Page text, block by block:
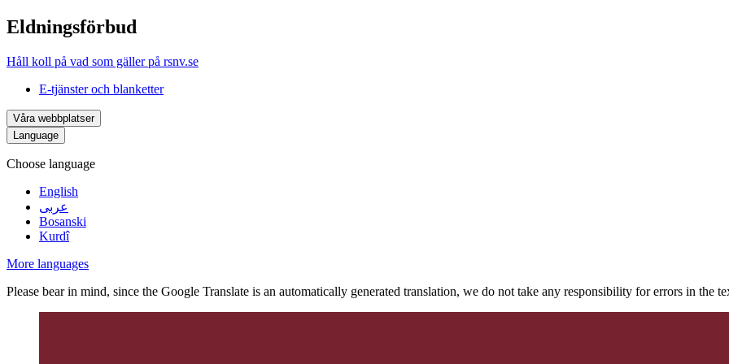
Eldningsförbud
Håll koll på vad som gäller på rsnv.se
E-tjänster och blanketter
Våra webbplatser
Language
Choose language
English
عربى
Bosanski
Kurdî
More languages
Please bear in mind, since the Google Translate is an automatically generated translation, we do not take any responsibility for errors in the